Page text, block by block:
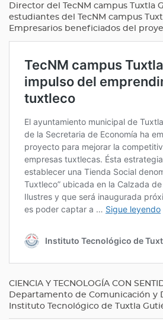
Director del TecNM campus Tuxtla
estudiantes del TecNM campus
Empresarios beneficiados del
CIENCIA Y TECNOLOGÍA CON
Departamento de Comunicación y
Instituto Tecnológico de Tuxtla